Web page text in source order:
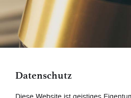
Datenschutz